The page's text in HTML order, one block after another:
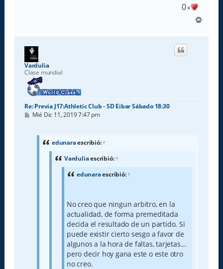
0x
r
Vardulia
Clase mundial
Re: Previa J17:Athletic Club - SD Eibar Sábado 18:30
M
Mié Dic 11, 2019 7:47 pm
edunaraescribió:↑
Varduliaescribió:↑
edunaraescribió:↑
No creo que ningun arbitro, en la
actualidad, de forma premeditada
decida el resultado de un partido. Si
puede existir cierto sesgo a favor de
algunos a la hora de faltas, tarjetas...
pero decir hoy gana este o este otro
no creo.